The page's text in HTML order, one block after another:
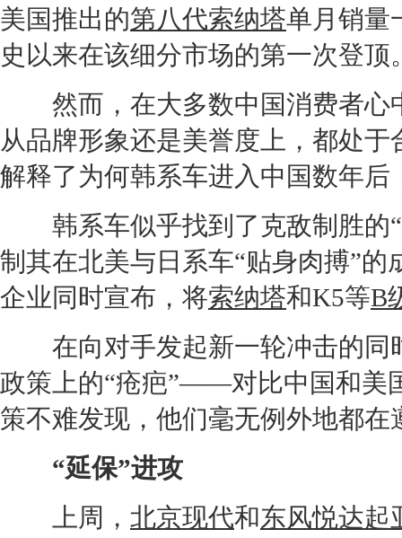
美国推出的第八代索纳塔单月销量
史以来在该细分市场的第一次登顶
然而，在大多数中国消费者心
从品牌形象还是美誉度上，都处
解释了为何韩系车进入中国数年
韩系车似乎找到了克敌制胜的
制其在北美与日系车“贴身肉搏”的
企业同时宣布，将索纳塔和K5等B
在向对手发起新一轮冲击的同
政策上的“疮疤”——对比中国和美
策不难发现，他们毫无例外地都在
“延保”进攻
上周， 北京现代和东风悦达起